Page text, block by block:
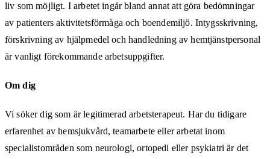
liv som möjligt. I arbetet ingår bland annat att göra bedömningar
av patienters aktivitetsförmåga och boendemiljö. Intygsskrivning,
förskrivning av hjälpmedel och handledning av hemtjänstpersonal
är vanligt förekommande arbetsuppgifter.
Om dig
Vi söker dig som är legitimerad arbetsterapeut. Har du tidigare
erfarenhet av hemsjukvård, teamarbete eller arbetat inom
specialistområden som neurologi, ortopedi eller psykiatri är det